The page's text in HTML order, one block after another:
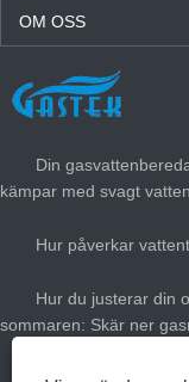
OM OSS
SENASTE NYTT
Din
kämpar med svagt
Hur påverkar
Hur du justerar din
sommaren: Skär ner